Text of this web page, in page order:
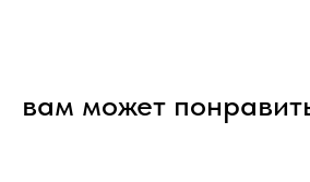
вам может